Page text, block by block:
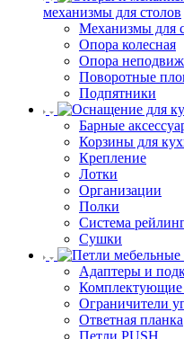
механизмы для столов
Механизмы для
Опора колесная
Опора
Поворотные
Подпятники
Барные
Корзины для
Крепление
Лотки
Организации
Полки
Система
Сушки
Адаптеры и
Комплектующие
Ограничители
Ответная планка
Петли PUSH